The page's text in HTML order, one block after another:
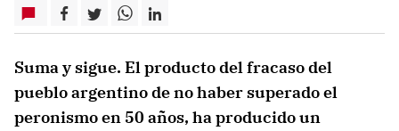
Suma y sigue. El producto del fracaso del
pueblo argentino de no haber superado el
peronismo en 50 años, ha producido un